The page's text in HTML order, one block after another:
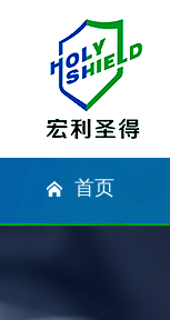
首页